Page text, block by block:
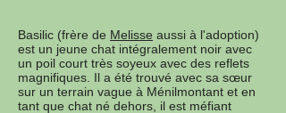
Basilic (frère de Melisse aussi à l'adoption)
est un jeune chat intégralement noir avec
un poil court très soyeux avec des reflets
magnifiques. Il a été trouvé avec sa sœur
sur un terrain vague à Ménilmontant et en
tant que chat né dehors, il est méfiant